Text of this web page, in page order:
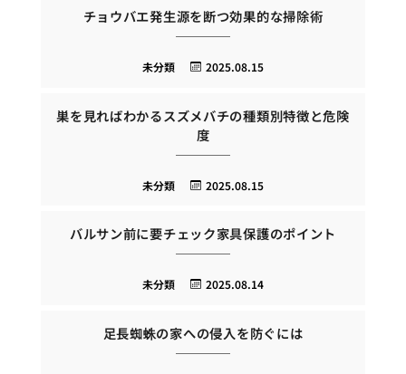
チョウバエ発生源を断つ効果的な掃除術
2025.08.15
未分類
巣を見ればわかるスズメバチの種類別特徴と危険
度
2025.08.15
未分類
バルサン前に要チェック家具保護のポイント
2025.08.14
未分類
足長蜘蛛の家への侵入を防ぐには